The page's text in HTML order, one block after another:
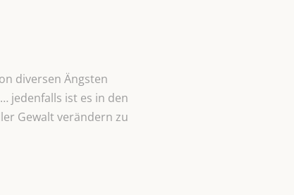
diversen Ängsten
jedenfalls ist es in den
Gewalt verändern zu